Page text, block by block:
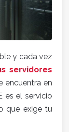
y cada vez
servidores
encuentra en
es el servicio
que exige tu